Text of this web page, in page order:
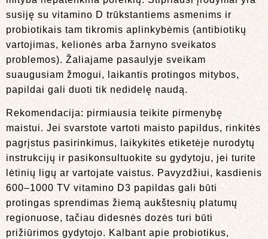
susiję su vitamino D trūkstantiems asmenims ir
probiotikais tam tikromis aplinkybėmis (antibiotikų
vartojimas, kelionės arba žarnyno sveikatos
problemos). Žaliajame pasaulyje sveikam
suaugusiam žmogui, laikantis protingos mitybos,
papildai gali duoti tik nedidelę naudą.
Rekomendacija: pirmiausia teikite pirmenybę
maistui. Jei svarstote vartoti maisto papildus, rinkitės
pagrįstus pasirinkimus, laikykitės etiketėje nurodytų
instrukcijų ir pasikonsultuokite su gydytoju, jei turite
lėtinių ligų ar vartojate vaistus. Pavyzdžiui, kasdienis
600–1000 TV vitamino D3 papildas gali būti
protingas sprendimas žiemą aukštesnių platumų
regionuose, tačiau didesnės dozės turi būti
prižiūrimos gydytojo. Kalbant apie probiotikus,